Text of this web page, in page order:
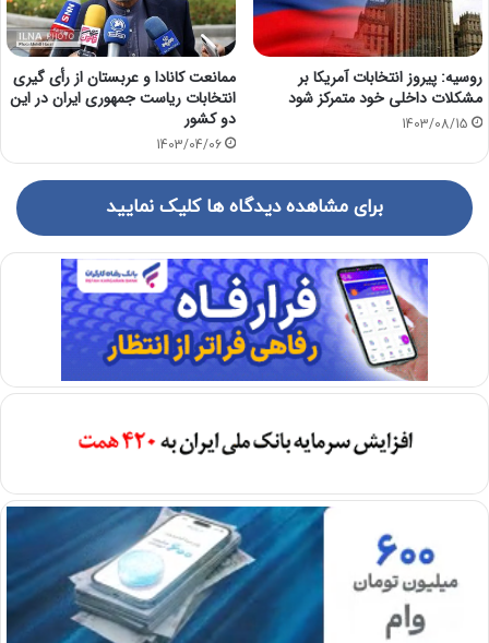
روسیه: پیروز انتخابات آمریکا بر
مشکلات داخلی خود متمرکز شود
1403/08/15
ممانعت کانادا و عربستان از رأی گیری
انتخابات ریاست جمهوری ایران در این
دو کشور
1403/04/06
برای مشاهده دیدگاه ها کلیک نمایید